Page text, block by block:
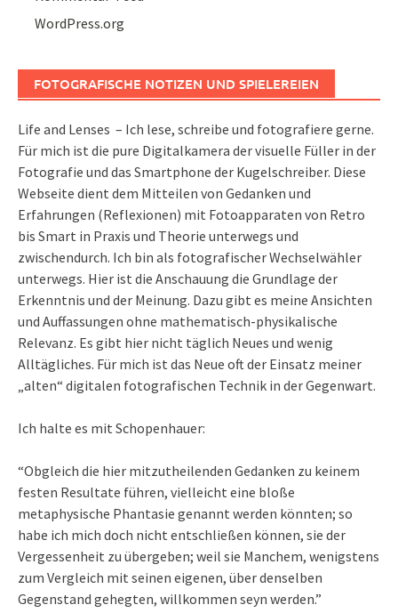
WordPress.org
FOTOGRAFISCHE NOTIZEN UND SPIELEREIEN
Life and Lenses – Ich lese, schreibe und fotografiere gerne.
Für mich ist die pure Digitalkamera der visuelle Füller in der
Fotografie und das Smartphone der Kugelschreiber. Diese
Webseite dient dem Mitteilen von Gedanken und
Erfahrungen (Reflexionen) mit Fotoapparaten von Retro
bis Smart in Praxis und Theorie unterwegs und
zwischendurch. Ich bin als fotografischer Wechselwähler
unterwegs. Hier ist die Anschauung die Grundlage der
Erkenntnis und der Meinung. Dazu gibt es meine Ansichten
und Auffassungen ohne mathematisch-physikalische
Relevanz. Es gibt hier nicht täglich Neues und wenig
Alltägliches. Für mich ist das Neue oft der Einsatz meiner
„alten“ digitalen fotografischen Technik in der Gegenwart.
Ich halte es mit Schopenhauer:
“Obgleich die hier mitzutheilenden Gedanken zu keinem
festen Resultate führen, vielleicht eine bloße
metaphysische Phantasie genannt werden könnten; so
habe ich mich doch nicht entschließen können, sie der
Vergessenheit zu übergeben; weil sie Manchem, wenigstens
zum Vergleich mit seinen eigenen, über denselben
Gegenstand gehegten, willkommen seyn werden.”